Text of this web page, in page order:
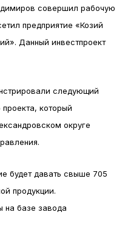
совершил рабочую
предприятие «Козий
Данный инвестпроект
следующий
который
округе
будет давать свыше 705
продукции.
на базе завода